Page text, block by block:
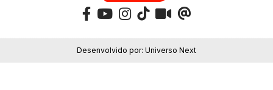
Desenvolvido por: Universo Next